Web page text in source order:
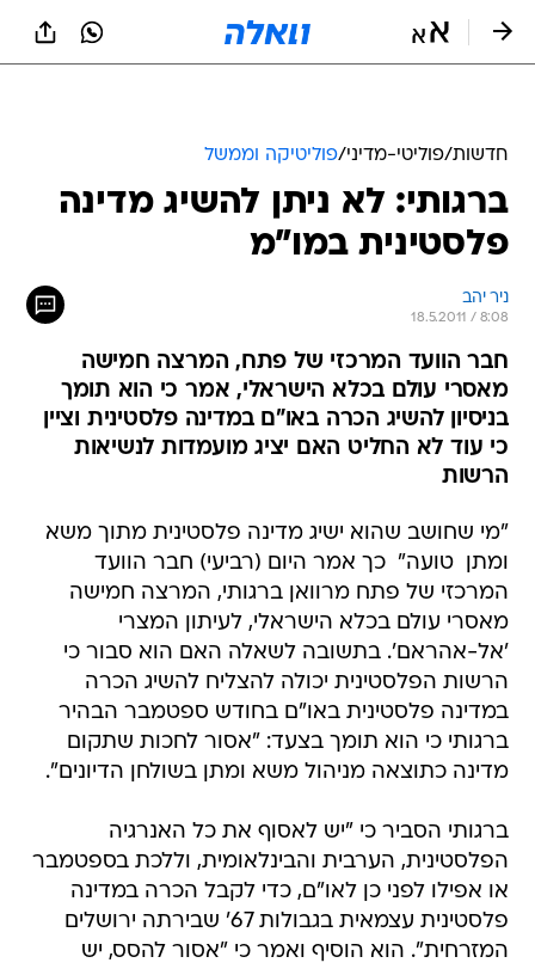
חדשות/פוליטי-מדיני/פוליטיקה וממשל
ברגותי: לא ניתן להשיג מדינה
פלסטינית במו"מ
ניר יהב
18.5.2011 / 8:08
חבר הוועד המרכזי של פתח, המרצה חמישה
מאסרי עולם בכלא הישראלי, אמר כי הוא תומך
בניסיון להשיג הכרה באו"ם במדינה פלסטינית וציין
כי עוד לא החליט האם יציג מועמדות לנשיאות
הרשות
"מי שחושב שהוא ישיג מדינה פלסטינית מתוך משא
ומתן  טועה"  כך אמר היום (רביעי) חבר הוועד
המרכזי של פתח מרוואן ברגותי, המרצה חמישה
מאסרי עולם בכלא הישראלי, לעיתון המצרי
'אל-אהראם'. בתשובה לשאלה האם הוא סבור כי
הרשות הפלסטינית יכולה להצליח להשיג הכרה
במדינה פלסטינית באו"ם בחודש ספטמבר הבהיר
ברגותי כי הוא תומך בצעד: "אסור לחכות שתקום
מדינה כתוצאה מניהול משא ומתן בשולחן הדיונים".
ברגותי הסביר כי "יש לאסוף את כל האנרגיה
הפלסטינית, הערבית והבינלאומית, וללכת בספטמבר
או אפילו לפני כן לאו"ם, כדי לקבל הכרה במדינה
פלסטינית עצמאית בגבולות 67' שבירתה ירושלים
המזרחית". הוא הוסיף ואמר כי "אסור להסס, יש